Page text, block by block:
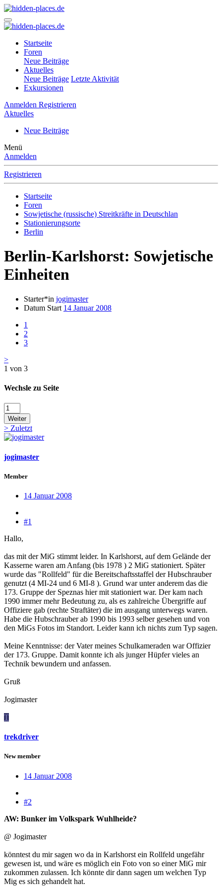
Startseite
Foren
Neue Beiträge
Aktuelles
Neue Beiträge Letzte Aktivität
Exkursionen
Anmelden Registrieren
Aktuelles
Neue Beiträge
Menü
Anmelden
Registrieren
Startseite
Foren
Sowjetische (russische) Streitkräfte in Deutschlan
Stationierungsorte
Berlin
Berlin-Karlshorst: Sowjetische
Einheiten
Starter*in jogimaster
Datum Start 14 Januar 2008
1
2
3
>
1 von 3
Wechsle zu Seite
Weiter
> Zuletzt
jogimaster
Member
14 Januar 2008
#1
Hallo,
das mit der MiG stimmt leider. In Karlshorst, auf dem Gelände der
Kasserne waren am Anfang (bis 1978 ) 2 MiG stationiert. Später
wurde das "Rollfeld" für die Bereitschaftsstaffel der Hubschrauber
genutzt (4 MI-24 und 6 MI-8 ). Grund war unter anderem das die
173. Gruppe der Speznas hier mit stationiert war. Der kam nach
1990 immer mehr Bedeutung zu, als es zahlreiche Übergriffe auf
Offiziere gab (rechte Straftäter) die im ausgang unterwegs waren.
Habe die Hubschrauber ab 1990 bis 1993 selber gesehen und von
den MiGs Fotos im Standort. Leider kann ich nichts zum Typ sagen.
Meine Kenntnisse: der Vater meines Schulkameraden war Offizier
der 173. Gruppe. Damit konnte ich als junger Hüpfer vieles an
Technik bewundern und anfassen.
Gruß
Jogimaster
T
trekdriver
New member
14 Januar 2008
#2
AW: Bunker im Volkspark Wuhlheide?
@ Jogimaster
könntest du mir sagen wo da in Karlshorst ein Rollfeld ungefähr
gewesen ist, und wäre es möglich ein Foto von so einer MiG mir
zukommen zulassen. Ich könnte dir dann sagen um welchen Typ
Mig es sich gehandelt hat.